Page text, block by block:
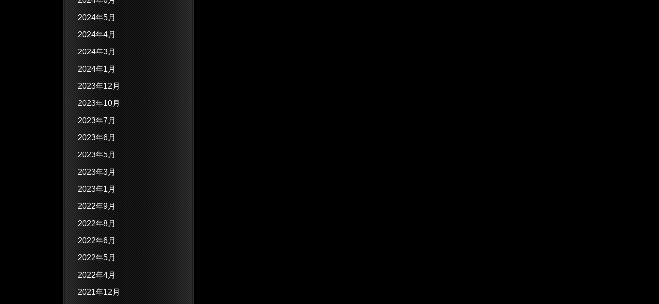
2024年5月
2024年4月
2024年3月
2024年1月
2023年12月
2023年10月
2023年7月
2023年6月
2023年5月
2023年3月
2023年1月
2022年9月
2022年8月
2022年6月
2022年5月
2022年4月
2021年12月